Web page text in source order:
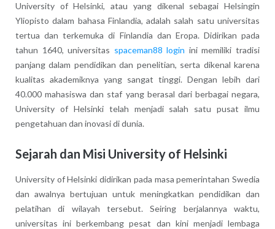
University of Helsinki, atau yang dikenal sebagai Helsingin
Yliopisto dalam bahasa Finlandia, adalah salah satu universitas
tertua dan terkemuka di Finlandia dan Eropa. Didirikan pada
tahun 1640, universitas spaceman88 login ini memiliki tradisi
panjang dalam pendidikan dan penelitian, serta dikenal karena
kualitas akademiknya yang sangat tinggi. Dengan lebih dari
40.000 mahasiswa dan staf yang berasal dari berbagai negara,
University of Helsinki telah menjadi salah satu pusat ilmu
pengetahuan dan inovasi di dunia.
Sejarah dan Misi University of Helsinki
University of Helsinki didirikan pada masa pemerintahan Swedia
dan awalnya bertujuan untuk meningkatkan pendidikan dan
pelatihan di wilayah tersebut. Seiring berjalannya waktu,
universitas ini berkembang pesat dan kini menjadi lembaga